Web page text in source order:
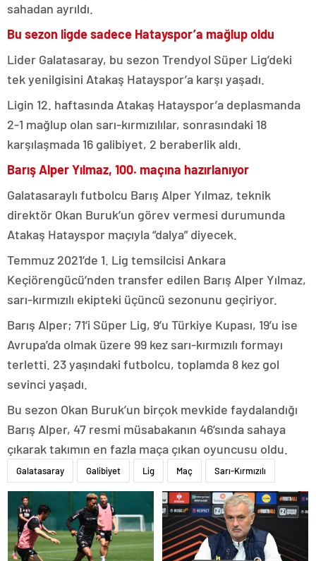
sahadan ayrıldı.
Bu sezon ligde sadece Hatayspor’a mağlup oldu
Lider Galatasaray, bu sezon Trendyol Süper Lig’deki
tek yenilgisini Atakaş Hatayspor’a karşı yaşadı.
Ligin 12. haftasında Atakaş Hatayspor’a deplasmanda
2-1 mağlup olan sarı-kırmızılılar, sonrasındaki 18
karşılaşmada 16 galibiyet, 2 beraberlik aldı.
Barış Alper Yılmaz, 100. maçına hazırlanıyor
Galatasaraylı futbolcu Barış Alper Yılmaz, teknik
direktör Okan Buruk’un görev vermesi durumunda
Atakaş Hatayspor maçıyla “dalya” diyecek.
Temmuz 2021’de 1. Lig temsilcisi Ankara
Keçiörengücü’nden transfer edilen Barış Alper Yılmaz,
sarı-kırmızılı ekipteki üçüncü sezonunu geçiriyor.
Barış Alper; 71’i Süper Lig, 9’u Türkiye Kupası, 19’u ise
Avrupa’da olmak üzere 99 kez sarı-kırmızılı formayı
terletti. 23 yaşındaki futbolcu, toplamda 8 kez gol
sevinci yaşadı.
Bu sezon Okan Buruk’un birçok mevkide faydalandığı
Barış Alper, 47 resmi müsabakanın 46’sında sahaya
çıkarak takımın en fazla maça çıkan oyuncusu oldu.
Galatasaray Galibiyet Lig Maç Sarı-Kırmızılı